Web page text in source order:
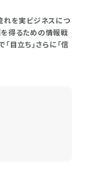
れを実ビジネスにつ
得るための情報戦
目立ち」さらに「信